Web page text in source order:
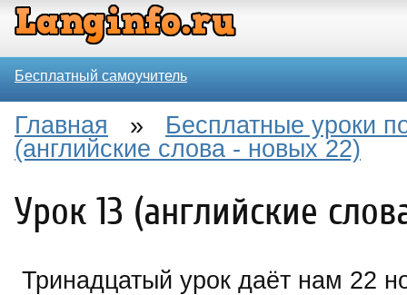
Бесплатный самоучитель
Главная » Бесплатные уроки
(английские слова - новых 22)
Урок 13 (английские
Тринадцатый урок даёт нам 22